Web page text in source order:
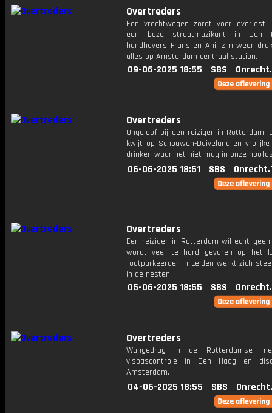
Overtreders
Een vrachtwagen zorgt voor overlast
een boze straatmuzikant in Den
handhavers Frans en Anil zijn weer
alles op Amsterdam centraal station.
09-06-2025 18:55 SBS
Overtreders
Ongeloof bij een reiziger in Rotterdam,
kwijt op Schouwen-Duiveland en
drinken waar het niet mag in onze
06-06-2025 18:51 SBS
Overtreders
Een reiziger in Rotterdam wil echt
wordt veel te hard gevaren op het
foutparkeerder in Leiden werkt zich
in de nesten.
05-06-2025 18:55 SBS
Overtreders
Wangedrag in de Rotterdamse
vispascontrole in Den Haag en
Amsterdam.
04-06-2025 18:55 SBS